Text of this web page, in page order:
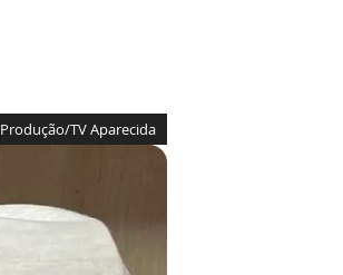
Produção/TV Aparecida